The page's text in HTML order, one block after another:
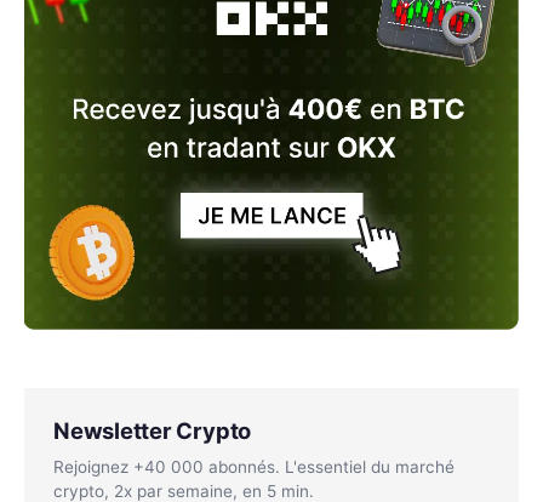
Newsletter Crypto
Rejoignez +40 000 abonnés. L'essentiel du marché
crypto, 2x par semaine, en 5 min.